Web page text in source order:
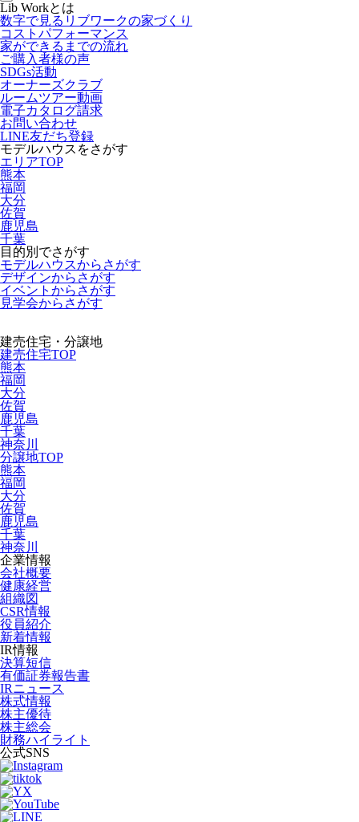
Lib Workとは
数字で見るリブワークの家づくり
コストパフォーマンス
家ができるまでの流れ
ご購入者様の声
SDGs活動
オーナーズクラブ
ルームツアー動画
電子カタログ請求
お問い合わせ
LINE友だち登録
モデルハウスをさがす
エリアTOP
熊本
福岡
大分
佐賀
鹿児島
千葉
目的別でさがす
モデルハウスからさがす
デザインからさがす
イベントからさがす
見学会からさがす
建売住宅・分譲地
建売住宅TOP
熊本
福岡
大分
佐賀
鹿児島
千葉
神奈川
分譲地TOP
熊本
福岡
大分
佐賀
鹿児島
千葉
神奈川
企業情報
会社概要
健康経営
組織図
CSR情報
役員紹介
新着情報
IR情報
決算短信
有価証券報告書
IRニュース
株式情報
株主優待
株主総会
財務ハイライト
公式SNS